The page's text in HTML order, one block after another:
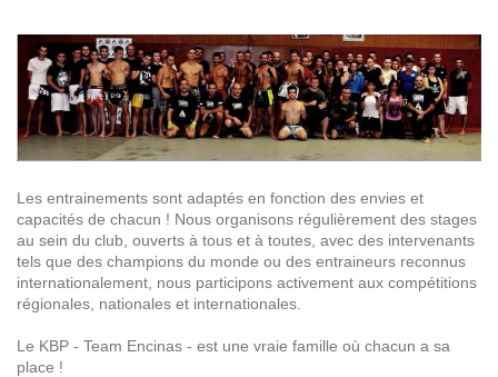
Les entrainements sont adaptés en fonction des envies et
capacités de chacun ! Nous organisons régulièrement des stages
au sein du club, ouverts à tous et à toutes, avec des intervenants
tels que des champions du monde ou des entraineurs reconnus
internationalement, nous participons activement aux compétitions
régionales, nationales et internationales.
Le KBP - Team Encinas - est une vraie famille où chacun a sa
place !